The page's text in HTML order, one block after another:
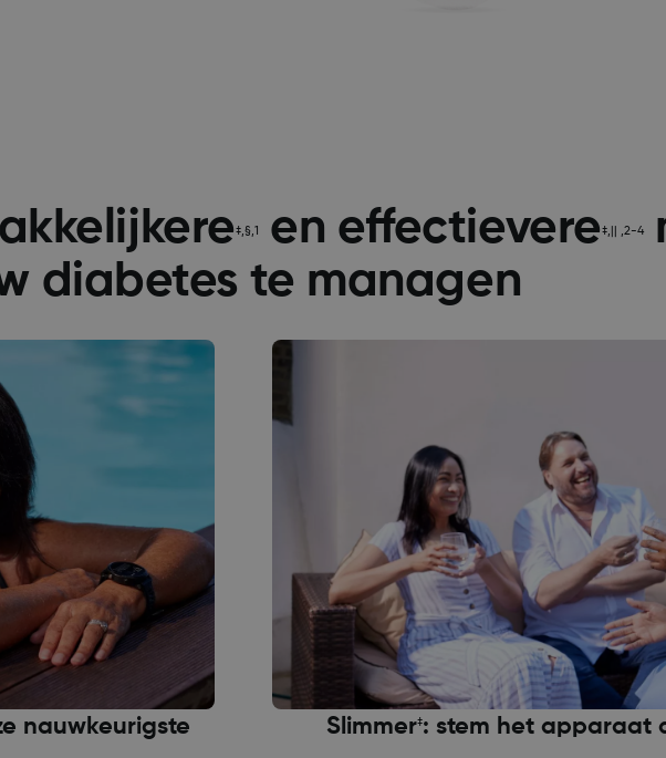
‡,§,1 en effectievere ‡,|| ,2-4
diabetes te managen
nauwkeurigste
Slimmer‡: stem het apparaat